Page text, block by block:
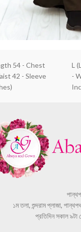
54 - Chest
42 - Sleeve
L
-
১ম তলা, শুন্দরাম প্লাজা,
প্রতিদিন সকাল ৯টা